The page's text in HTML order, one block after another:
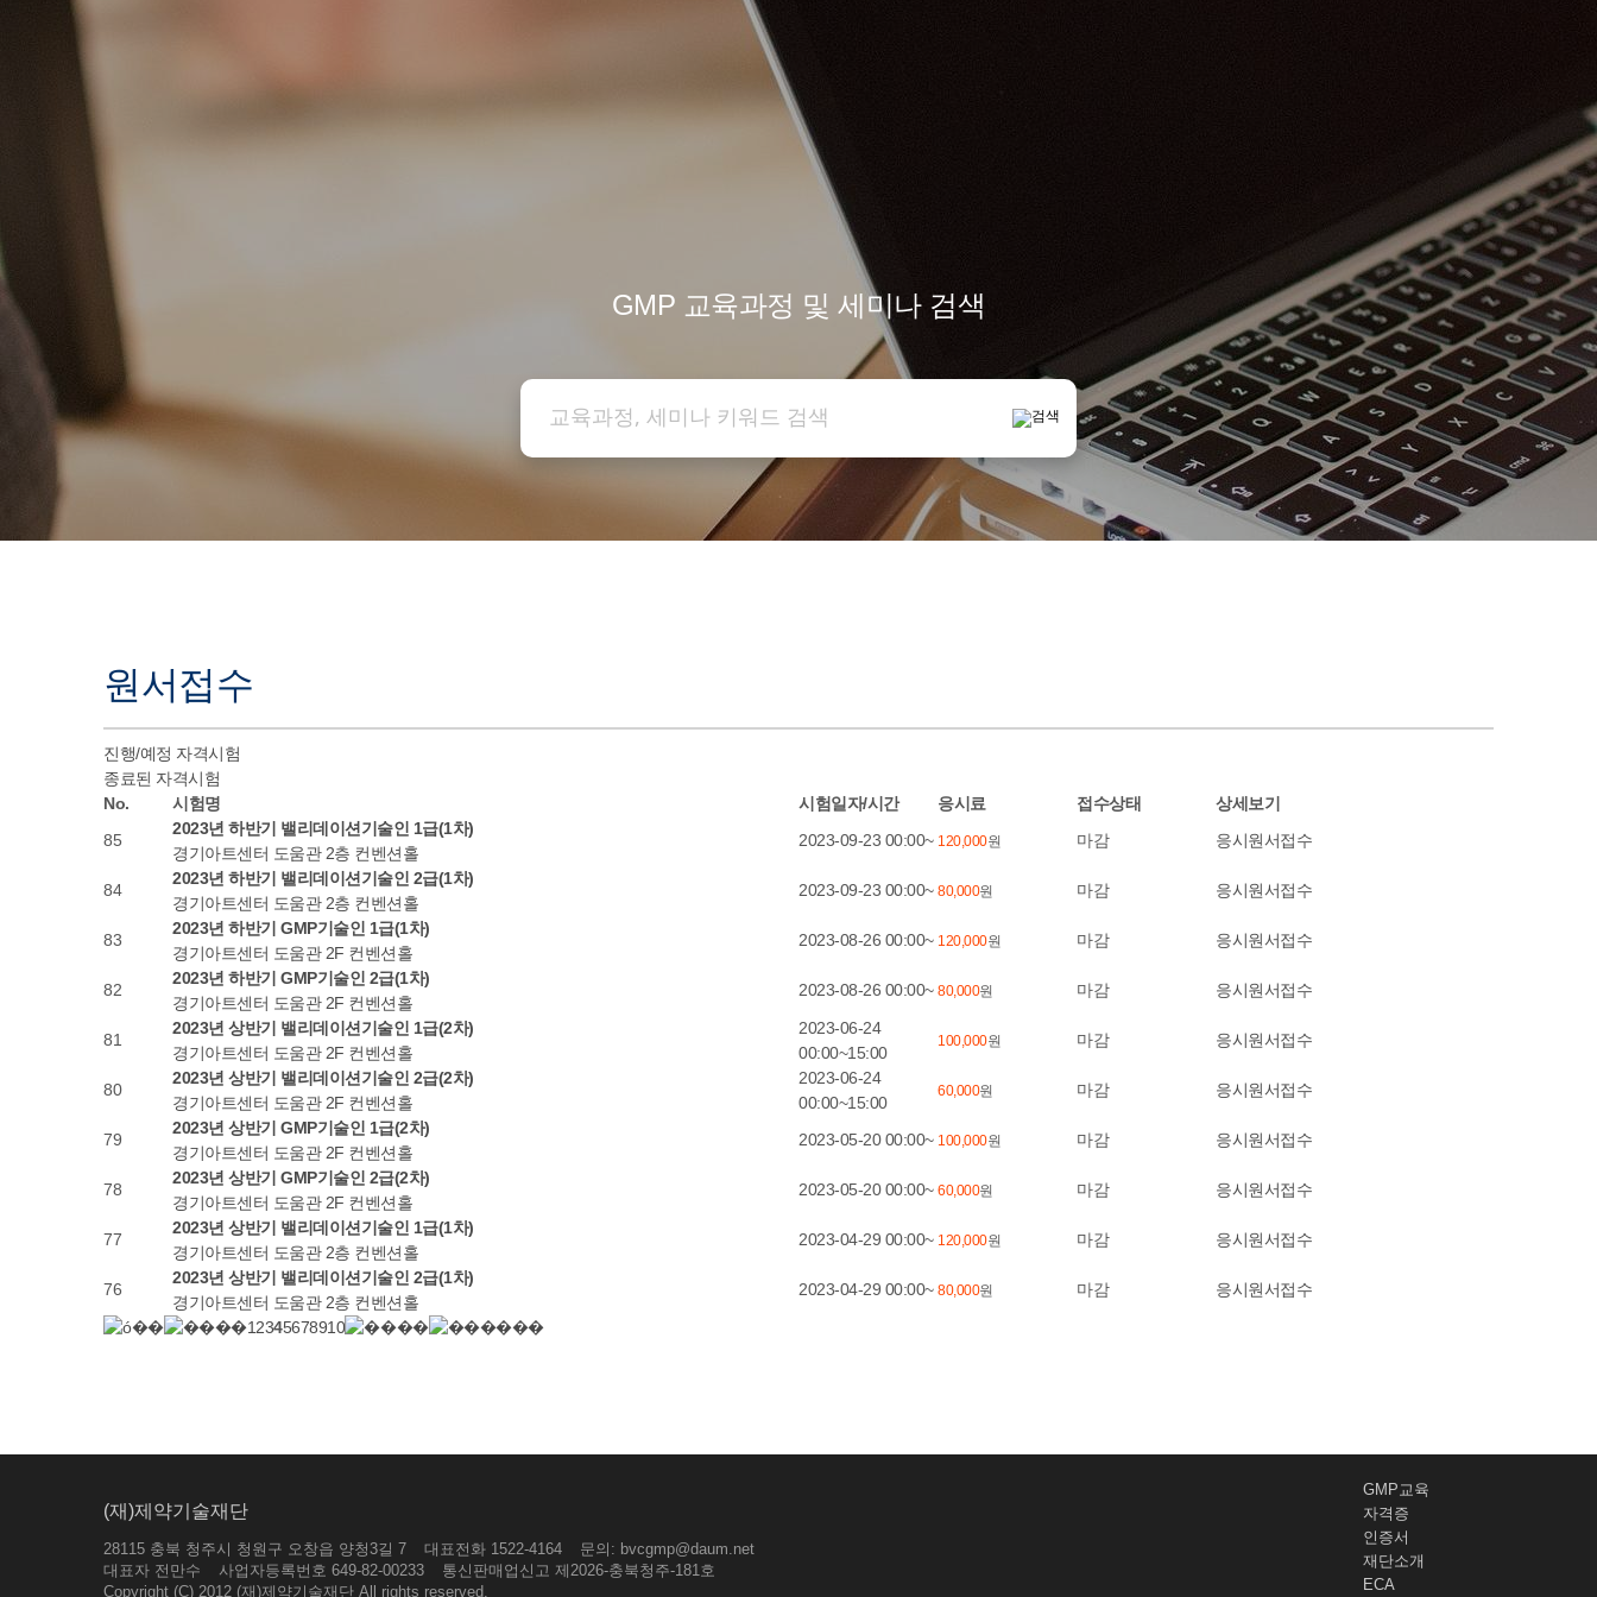
인증서
GMP 교육과정 및 세미나 검색
원서접수
진행/예정 자격시험
종료된 자격시험
No.
시험명 시험일자/시간 응시료 접수상태
상세보기
85
2023년 하반기 밸리데이션기술인 1급(1차)
경기아트센터 도움관 2층 컨벤션홀
2023-09-23 00:00~ 120,000원 마감 응시원서접수
84
2023년 하반기 밸리데이션기술인 2급(1차)
경기아트센터 도움관 2층 컨벤션홀
2023-09-23 00:00~ 80,000원 마감 응시원서접수
83
2023년 하반기 GMP기술인 1급(1차)
경기아트센터 도움관 2F 컨벤션홀
2023-08-26 00:00~ 120,000원 마감 응시원서접수
82
2023년 하반기 GMP기술인 2급(1차)
경기아트센터 도움관 2F 컨벤션홀
2023-08-26 00:00~ 80,000원 마감 응시원서접수
81
2023년 상반기 밸리데이션기술인 1급(2차)
경기아트센터 도움관 2F 컨벤션홀
2023-06-24
00:00~15:00
100,000원 마감 응시원서접수
80
2023년 상반기 밸리데이션기술인 2급(2차)
경기아트센터 도움관 2F 컨벤션홀
2023-06-24
00:00~15:00
60,000원 마감 응시원서접수
79
2023년 상반기 GMP기술인 1급(2차)
경기아트센터 도움관 2F 컨벤션홀
2023-05-20 00:00~ 100,000원 마감 응시원서접수
78
2023년 상반기 GMP기술인 2급(2차)
경기아트센터 도움관 2F 컨벤션홀
2023-05-20 00:00~ 60,000원 마감 응시원서접수
77
2023년 상반기 밸리데이션기술인 1급(1차)
경기아트센터 도움관 2층 컨벤션홀
2023-04-29 00:00~ 120,000원 마감 응시원서접수
76
2023년 상반기 밸리데이션기술인 2급(1차)
경기아트센터 도움관 2층 컨벤션홀
2023-04-29 00:00~ 80,000원 마감
응시원서접수
12345678910
(재)제약기술재단
28115 충북 청주시 청원구 오창읍 양청3길 7 대표전화 1522-4164
문의: bvcgmp@daum.net
대표자 전만수
사업자등록번호 649-82-00233
통신판매업신고 제2026-충북청주-181호
Copyright (C) 2012 (재)제약기술재단 All rights reserved.
GMP교육
자격증
인증서
재단소개
ECA